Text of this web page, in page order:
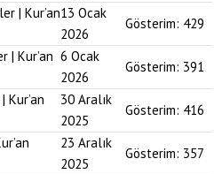
| Kur’an13 Ocak
2026
Gösterim: 429
| Kur’an 6 Ocak
2026
Gösterim: 391
Kur’an
30 Aralık
2025
Gösterim: 416
23 Aralık
2025
Gösterim: 357